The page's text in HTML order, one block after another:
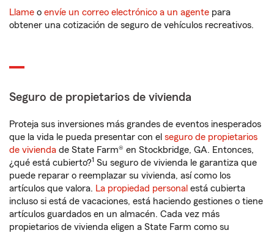
Llame o envíe un correo electrónico a un agente para
obtener una cotización de seguro de vehículos recreativos.
Seguro de propietarios de vivienda
Proteja sus inversiones más grandes de eventos inesperados
que la vida le pueda presentar con el seguro de propietarios
de vivienda de State Farm® en Stockbridge, GA. Entonces,
¿qué está cubierto?1 Su seguro de vivienda le garantiza que
puede reparar o reemplazar su vivienda, así como los
artículos que valora. La propiedad personal está cubierta
incluso si está de vacaciones, está haciendo gestiones o tiene
artículos guardados en un almacén. Cada vez más
propietarios de vivienda eligen a State Farm como su